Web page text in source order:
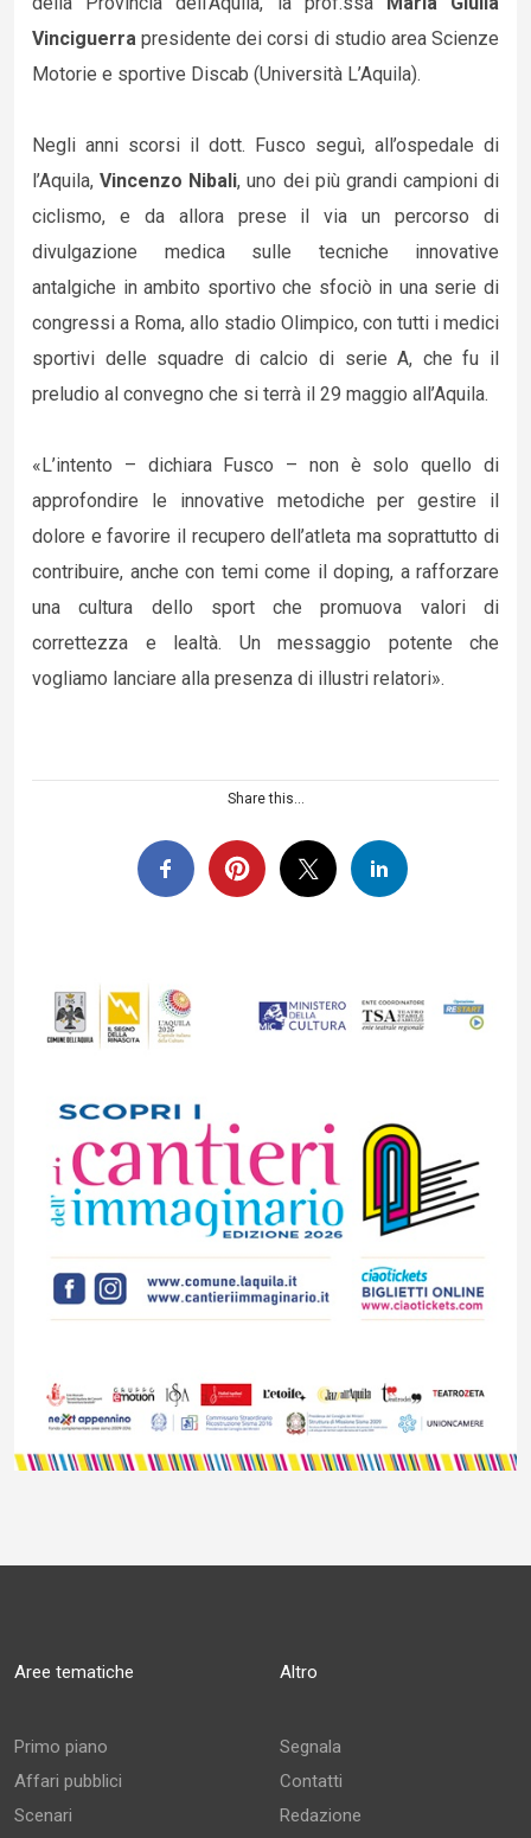
Vinciguerra presidente dei corsi di studio area Scienze
Motorie e sportive Discab (Università L’Aquila).
Negli anni scorsi il dott. Fusco seguì, all’ospedale di
l’Aquila,Vincenzo Nibali, uno dei più grandi campioni di
ciclismo, e da allora prese il via un percorso di
divulgazione medica sulle tecniche innovative
antalgiche in ambito sportivo che sfociò in una serie di
congressi a Roma, allo stadio Olimpico, con tutti i medici
sportivi delle squadre di calcio di serie A, che fu il
preludio al convegno che si terrà il 29 maggio all’Aquila.
«L’intento – dichiara Fusco – non è solo quello di
approfondire le innovative metodiche per gestire il
dolore e favorire il recupero dell’atleta ma soprattutto di
contribuire, anche con temi come il doping, a rafforzare
una cultura dello sport che promuova valori di
correttezza e lealtà. Un messaggio potente che
vogliamo lanciare alla presenza di illustri relatori».
Share this...
Aree tematiche
Primo piano
Affari pubblici
Scenari
Altro
Segnala
Contatti
Redazione